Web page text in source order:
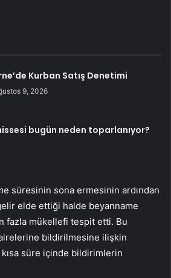
Kurban Satış Denetimi
9, 2026
bugün neden toparlanıyor?
süresinin sona ermesinin ardından
elde ettiği halde beyanname
fazla mükellefi tespit etti. Bu
bildirilmesine ilişkin
süre içinde bildirimlerin